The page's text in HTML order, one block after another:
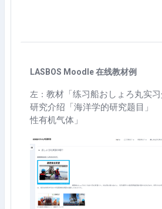
LASBOS Moodle 在线教材例
左： 教材「练习船おしょろ丸
研究介绍「海洋学的研究题目
性有机气体」